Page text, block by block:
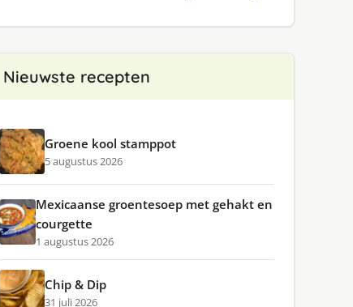
Nieuwste recepten
Groene kool stamppot
5 augustus 2026
Mexicaanse groentesoep met gehakt en
courgette
1 augustus 2026
Chip & Dip
31 juli 2026